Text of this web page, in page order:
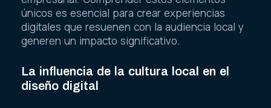
únicos es esencial para crear experiencias
digitales que resuenen con la audiencia local y
generen un impacto significativo.
La influencia de la cultura local en el
diseño digital